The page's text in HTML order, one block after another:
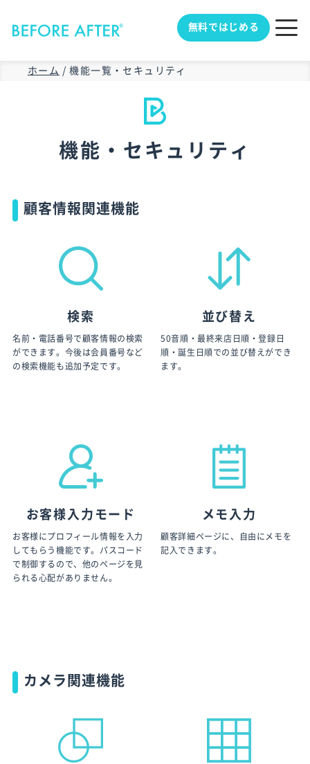
無料ではじめる
ホーム / 機能一覧・セキュリティ
機能・セキュリティ
顧客情報関連機能
検索
名前・電話番号で顧客情報の検索
ができます。今後は会員番号など
の検索機能も追加予定です。
並び替え
50音順・最終来店日順・登録日
順・誕生日順での並び替えができ
ます。
お客様入力モード
お客様にプロフィール情報を入力
してもらう機能です。パスコード
で制御するので、他のページを見
られる心配がありません。
メモ入力
顧客詳細ページに、自由にメモを
記入できます。
カメラ関連機能